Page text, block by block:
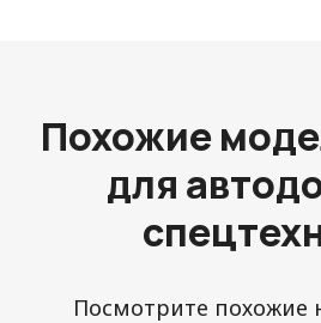
Похожие
для
Посмотрите похожие